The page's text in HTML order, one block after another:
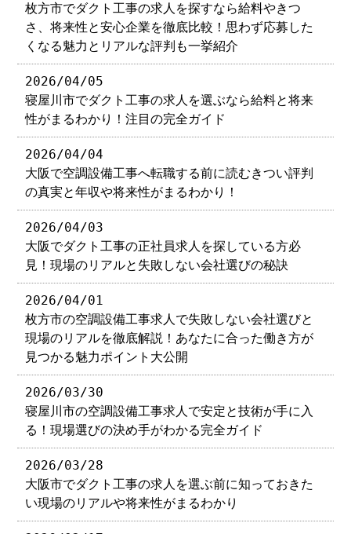
枚方市でダクト工事の求人を探すなら給料やきつ
さ、将来性と安心企業を徹底比較！思わず応募した
くなる魅力とリアルな評判も一挙紹介
2026/04/05
寝屋川市でダクト工事の求人を選ぶなら給料と将来
性がまるわかり！注目の完全ガイド
2026/04/04
大阪で空調設備工事へ転職する前に読むきつい評判
の真実と年収や将来性がまるわかり！
2026/04/03
大阪でダクト工事の正社員求人を探している方必
見！現場のリアルと失敗しない会社選びの秘訣
2026/04/01
枚方市の空調設備工事求人で失敗しない会社選びと
現場のリアルを徹底解説！あなたに合った働き方が
見つかる魅力ポイント大公開
2026/03/30
寝屋川市の空調設備工事求人で安定と技術が手に入
る！現場選びの決め手がわかる完全ガイド
2026/03/28
大阪市でダクト工事の求人を選ぶ前に知っておきた
い現場のリアルや将来性がまるわかり